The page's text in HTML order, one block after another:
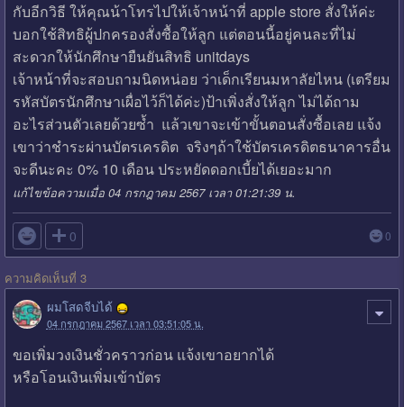
กับอีกวิธี ให้คุณน้าโทรไปให้เจ้าหน้าที่ apple store สั่งให้ค่ะ
บอกใช้สิทธิผู้ปกครองสั่งซื้อให้ลูก แต่ตอนนี้อยู่คนละที่ไม่
สะดวกให้นักศึกษายืนยันสิทธิ unitdays
เจ้าหน้าที่จะสอบถามนิดหน่อย ว่าเด็กเรียนมหาลัยไหน (เตรียม
รหัสบัตรนักศึกษาเผื่อไว้ก็ได้ค่ะ)ป้าเพิ่งสั่งให้ลูก ไม่ได้ถาม
อะไรส่วนตัวเลยด้วยซ้ำ แล้วเขาจะเข้าขั้นตอนสั่งซื้อเลย แจ้ง
เขาว่าชำระผ่านบัตรเครดิต จริงๆถ้าใช้บัตรเครดิตธนาคารอื่น
จะดีนะคะ 0% 10 เดือน ประหยัดดอกเบี้ยได้เยอะมาก
แก้ไขข้อความเมื่อ 04 กรกฎาคม 2567 เวลา 01:21:39 น.
 0 0
ความคิดเห็นที่ 3
ผมโสดจีบได้
04 กรกฎาคม 2567 เวลา 03:51:05 น.
ขอเพิ่มวงเงินชั่วคราวก่อน แจ้งเขาอยากได้
หรือโอนเงินเพิ่มเข้าบัตร